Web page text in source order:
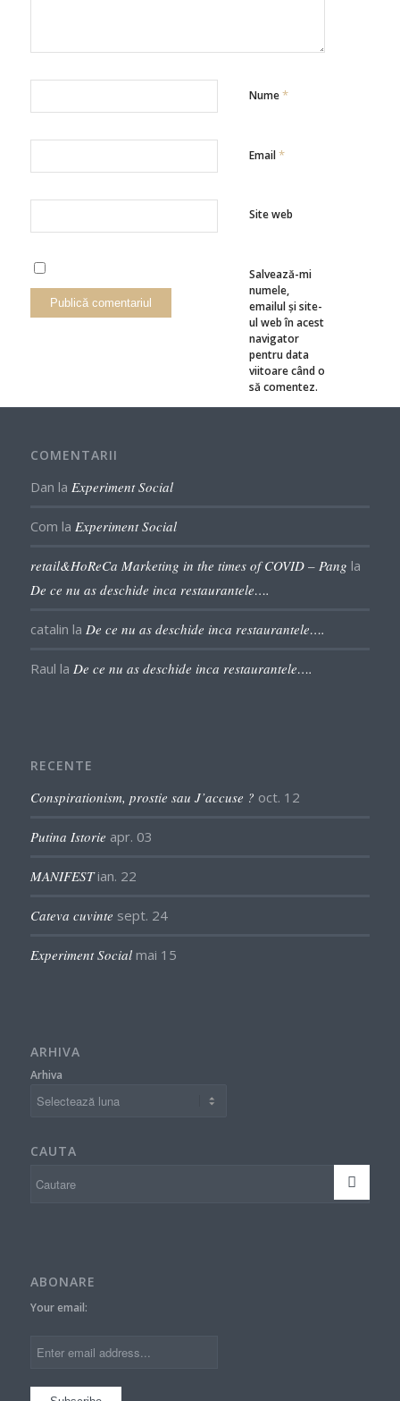
Nume*
Email*
Site web
Salvează-mi
numele,
emailul și site-
ul web în acest
navigator
pentru data
viitoare când o
să comentez.
COMENTARII
Dan la Experiment Social
Com la Experiment Social
retail&HoReCa Marketing in the times of COVID – Pang la
De ce nu as deschide inca restaurantele….
catalin la De ce nu as deschide inca restaurantele….
Raul la De ce nu as deschide inca restaurantele….
RECENTE
Conspirationism, prostie sau J’accuse ? oct. 12
Putina Istorie apr. 03
MANIFEST ian. 22
Cateva cuvinte sept. 24
Experiment Social mai 15
ARHIVA
Arhiva
CAUTA
ABONARE
Your email: